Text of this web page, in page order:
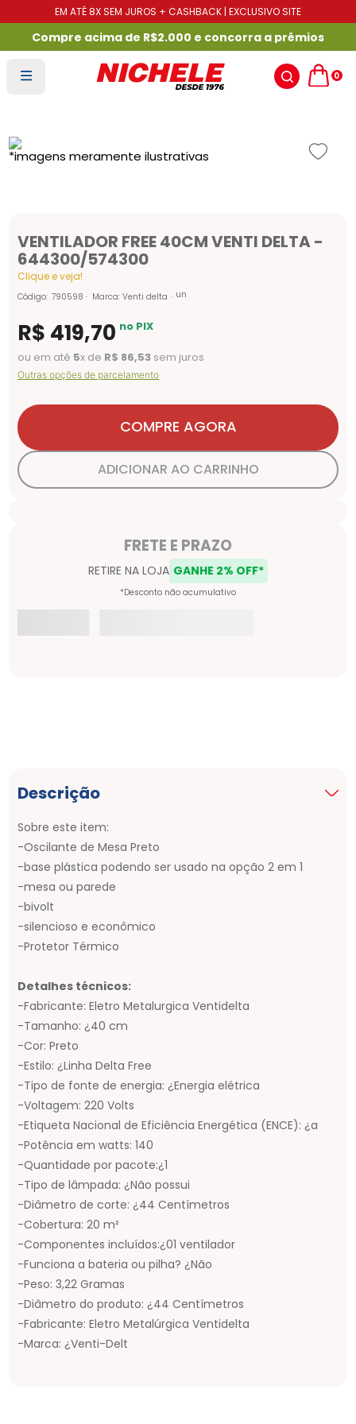
EM ATÉ 8X SEM JUROS + CASHBACK | EXCLUSIVO SITE
Compre acima de R$2.000 e concorra a prêmios
0
VENTILADOR FREE 40CM VENTI DELTA -
644300/574300
Clique e veja!
Código: 790598 Marca:Venti delta un
R$ 419,70 no PIX
ou em até 5x de R$ 86,53 sem juros
Outras opções de parcelamento
COMPRE AGORA
ADICIONAR AO CARRINHO
Descrição
Sobre este item:
-Oscilante de Mesa Preto
-base plástica podendo ser usado na opção 2 em 1
-mesa ou parede
-bivolt
-silencioso e econômico
-Protetor Térmico
Detalhes técnicos:
-Fabricante: Eletro Metalurgica Ventidelta
-Tamanho: ¿40 cm
-Cor: Preto
-Estilo: ¿Linha Delta Free
-Tipo de fonte de energia: ¿Energia elétrica
-Voltagem: 220 Volts
-Etiqueta Nacional de Eficiência Energética (ENCE): ¿a
-Potência em watts: 140
-Quantidade por pacote:¿1
-Tipo de lâmpada: ¿Não possui
-Diâmetro de corte: ¿44 Centímetros
-Cobertura: 20 m²
-Componentes incluídos:¿01 ventilador
-Funciona a bateria ou pilha? ¿Não
-Peso: 3,22 Gramas
-Diâmetro do produto: ¿44 Centímetros
-Fabricante: Eletro Metalúrgica Ventidelta
-Marca: ¿Venti-Delt